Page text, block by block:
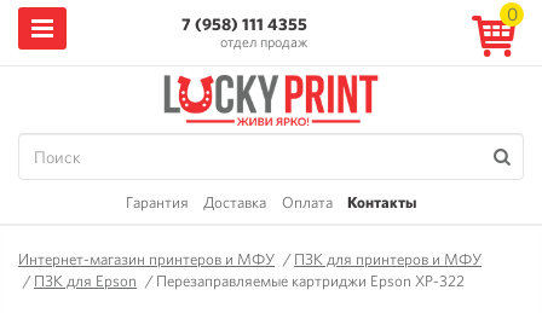
7 (958) 111 4355
отдел продаж
0
Гарантия Доставка Оплата Контакты
Интернет-магазин принтеров и МФУ /ПЗК для принтеров и МФУ
/ПЗК для Epson /Перезаправляемые картриджи Epson XP-322